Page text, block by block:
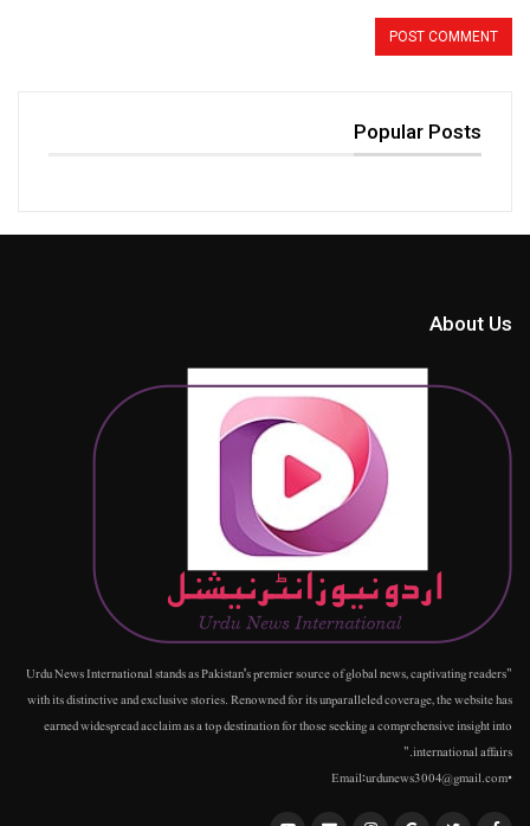
Popular Posts
About Us
"Urdu News International stands as Pakistan's premier source of global news, captivating readers
with its distinctive and exclusive stories. Renowned for its unparalleled coverage, the website has
earned widespread acclaim as a top destination for those seeking a comprehensive insight into
international affairs."
•Email:urdunews3004@gmail.com